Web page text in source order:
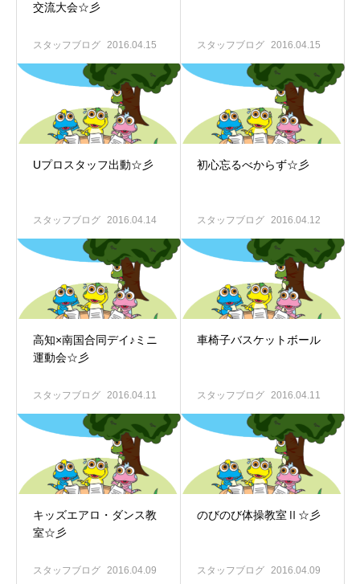
交流大会☆彡
スタッフブログ 2016.04.15 スタッフブログ 2016.04.15
Uプロスタッフ出動☆彡
スタッフブログ 2016.04.14
初心忘るべからず☆彡
スタッフブログ 2016.04.12
高知×南国合同デイ♪ミニ
運動会☆彡
スタッフブログ 2016.04.11
車椅子バスケットボール
スタッフブログ 2016.04.11
キッズエアロ・ダンス教
室☆彡
スタッフブログ 2016.04.09
のびのび体操教室Ⅱ☆彡
スタッフブログ 2016.04.09